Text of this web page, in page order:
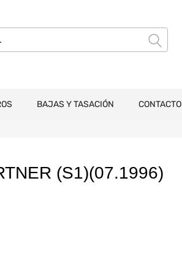
BAJAS Y TASACIÓN CONTACTO
(S1)(07.1996)